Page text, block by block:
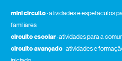
mini circuito· atividades e espetáculos
familiares
circuito escolar· atividades para a
circuito avançado· atividades e